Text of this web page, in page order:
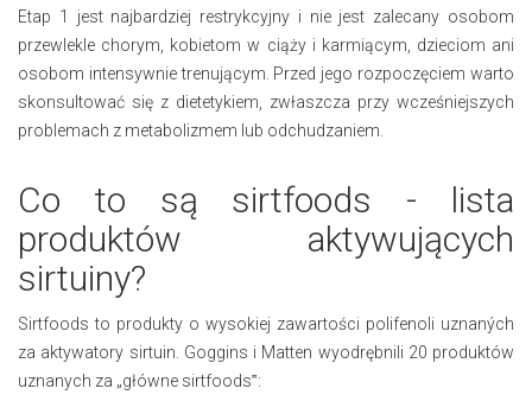
Etap 1 jest najbardziej restrykcyjny i nie jest zalecany osobom
przewlekle chorym, kobietom w ciąży i karmiącym, dzieciom ani
osobom intensywnie trenującym. Przed jego rozpoczęciem warto
skonsultować się z dietetykiem, zwłaszcza przy wcześniejszych
problemach z metabolizmem lub odchudzaniem.
Co to są sirtfoods - lista
produktów aktywujących
sirtuiny?
Sirtfoods to produkty o wysokiej zawartości polifenoli uznaných
za aktywatory sirtuin. Goggins i Matten wyodrębnili 20 produktów
uznanych za „główne sirtfoods‟: